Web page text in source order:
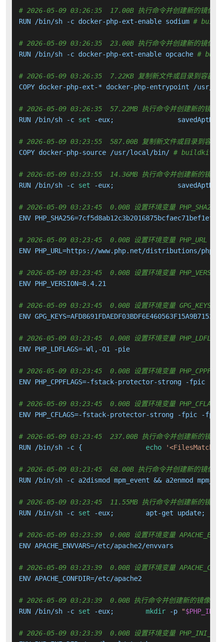
# 2026-05-09 03:26:35  17.00B 执行命令并创建新的镜像层
RUN /bin/sh -c docker-php-ext-enable sodium #
# 2026-05-09 03:26:35  23.00B 执行命令并创建新的镜像层
RUN /bin/sh -c docker-php-ext-enable opcache #
# 2026-05-09 03:26:35  7.22KB 复制新文件或目录到容器中
COPY docker-php-ext-* docker-php-entrypoint /
# 2026-05-09 03:26:35  57.22MB 执行命令并创建新的镜像
RUN /bin/sh -c set -eux;
# 2026-05-09 03:23:55  587.00B 复制新文件或目录到容器
COPY docker-php-source /usr/local/bin/ # buildkit
# 2026-05-09 03:23:55  14.36MB 执行命令并创建新的镜像
RUN /bin/sh -c set -eux;
# 2026-05-09 03:23:45  0.00B 设置环境变量 PHP_SHA256
ENV
# 2026-05-09 03:23:45  0.00B 设置环境变量 PHP_URL
ENV PHP_URL=https://www.php.net/distributions/
# 2026-05-09 03:23:45  0.00B 设置环境变量
ENV PHP_VERSION=8.4.21
# 2026-05-09 03:23:45  0.00B 设置环境变量 GPG_KEYS
ENV
# 2026-05-09 03:23:45  0.00B 设置环境变量
ENV PHP_LDFLAGS=-Wl,-O1 -pie
# 2026-05-09 03:23:45  0.00B 设置环境变量
ENV PHP_CPPFLAGS=-fstack-protector-strong -fpic -fpie
# 2026-05-09 03:23:45  0.00B 设置环境变量 PHP_CFLAGS
ENV PHP_CFLAGS=-fstack-protector-strong -fpic -fpie -
# 2026-05-09 03:23:45  237.00B 执行命令并创建新的镜像
echo '<FilesMatch
# 2026-05-09 03:23:45  68.00B 执行命令并创建新的镜像层
RUN /bin/sh -c a2dismod mpm_event && a2enmod
# 2026-05-09 03:23:45  11.55MB 执行命令并创建新的镜像
RUN /bin/sh -c set
# 2026-05-09 03:23:39  0.00B 设置环境变量
ENV APACHE_ENVVARS=/etc/apache2/envvars
# 2026-05-09 03:23:39  0.00B 设置环境变量
ENV APACHE_CONFDIR=/etc/apache2
# 2026-05-09 03:23:39  0.00B 执行命令并创建新的镜像层
RUN /bin/sh -c set mkdir -p "
# 2026-05-09 03:23:39  0.00B 设置环境变量